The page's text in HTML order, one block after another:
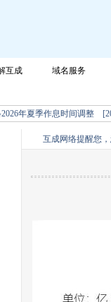
互成 域名服务
年夏季作息时间调整
互成网络提醒您